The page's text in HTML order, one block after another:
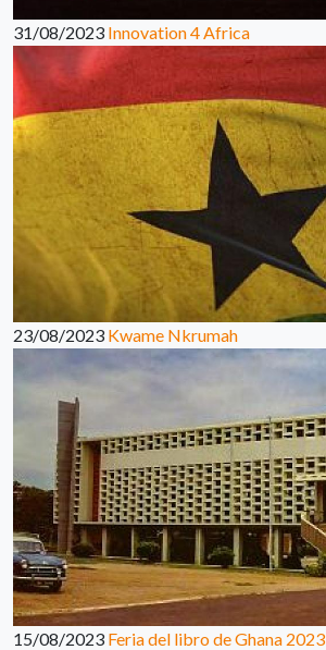
31/08/2023 Innovation 4 Africa
23/08/2023 Kwame Nkrumah
15/08/2023 Feria del libro de Ghana 2023